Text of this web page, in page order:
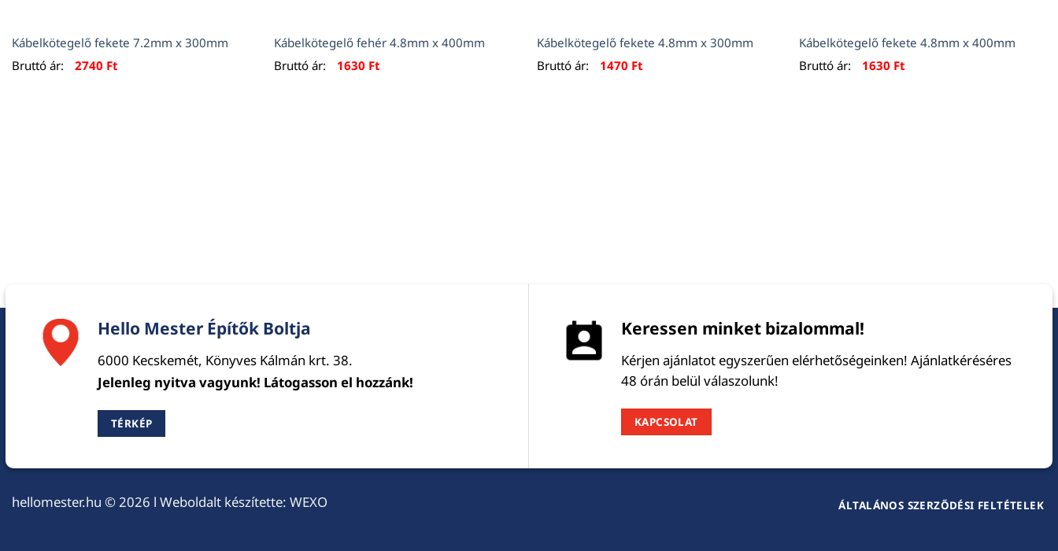
Kábelkötegelő fekete 7.2mm x 300mm
Bruttó ár:
2740 Ft
Kábelkötegelő fehér 4.8mm x 400mm
Bruttó ár:
1630 Ft
Kábelkötegelő fekete 4.8mm x 300mm
Bruttó ár:
1470 Ft
Kábelkötegelő fekete 4.8mm x 400mm
Bruttó ár:
1630 Ft
Hello Mester Építők Boltja
6000 Kecskemét, Könyves Kálmán krt. 38.
Jelenleg nyitva vagyunk! Látogasson el hozzánk!
TÉRKÉP
Keressen minket bizalommal!
Kérjen ajánlatot egyszerűen elérhetőségeinken! Ajánlatkéréséres
48 órán belül válaszolunk!
KAPCSOLAT
hellomester.hu © 2026 l Weboldalt készítette: WEXO ÁLTALÁNOS SZERZŐDÉSI FELTÉTELEK